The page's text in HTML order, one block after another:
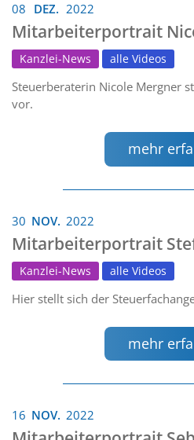
08 DEZ. 2022
Mitarbeiterportrait
Kanzlei-News alle Videos
Steuerberaterin Nicole Mergner
vor.
mehr
30 NOV. 2022
Mitarbeiterportrait
Kanzlei-News alle Videos
Hier stellt sich der
mehr
16 NOV. 2022